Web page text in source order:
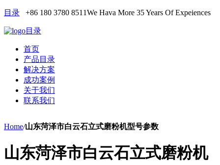
目录 +86 180 3780 8511We Hava More 35 Years Of Expeiences
目录
首页
产品目录
解决方案
成功案例
关于我们
联系我们
Home/山东菏泽市白云石立式磨粉机型号参数
山东菏泽市白云石立式磨粉机